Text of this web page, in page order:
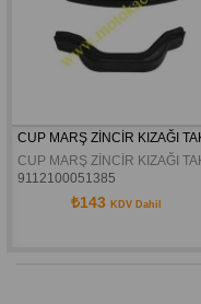
CUP MARŞ ZİNCİR KIZAĞI
CUP MARŞ ZİNCİR KIZAĞI
9112100051385
₺143 KDV Dahil